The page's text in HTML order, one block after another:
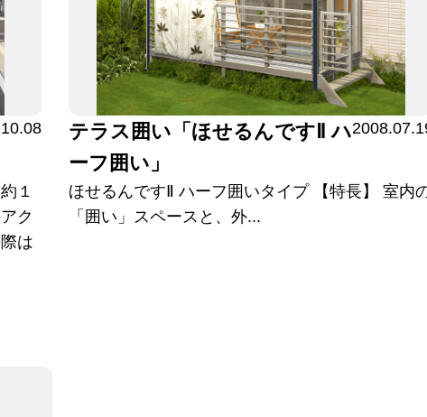
１
ク
は
テラス囲い「ほせるんですⅡ ハ
ーフ囲い」
ほせるんですⅡ ハーフ囲いタイプ 【特長】 室内
「囲い」スペースと、外...